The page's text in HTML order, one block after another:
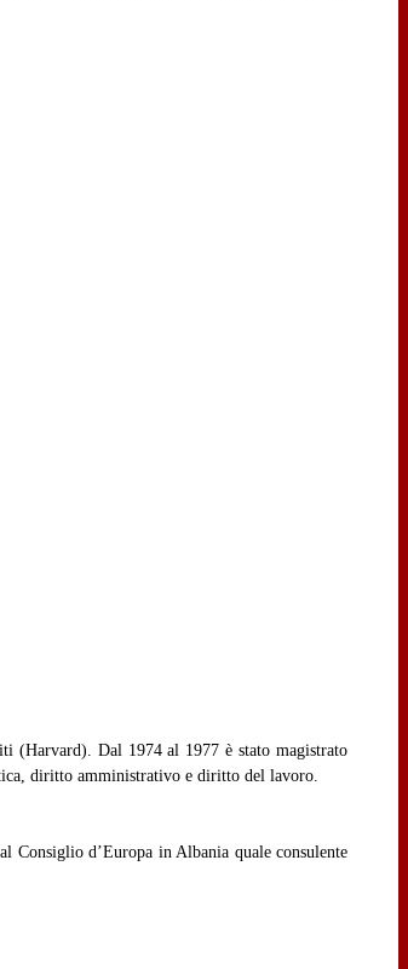
(Harvard). Dal 1974 al 1977 è stato magistrato
diritto amministrativo e diritto del lavoro.
Consiglio d’Europa in Albania quale consulente